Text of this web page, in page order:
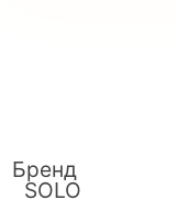
Бренд
SOLO